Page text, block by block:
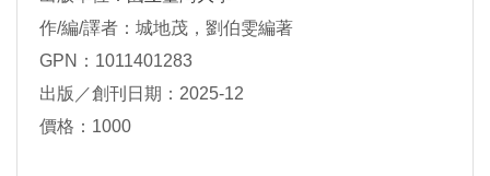
作/編/譯者：城地茂，劉伯雯編著
GPN：1011401283
出版／創刊日期：2025-12
價格：1000